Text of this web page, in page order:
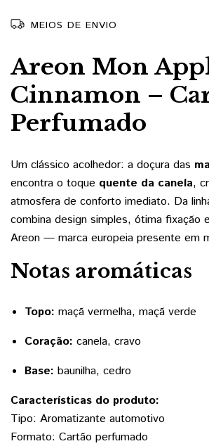
MEIOS DE ENVIO
Areon Mon
Cinnamon –
Perfumado
Um clássico acolhedor: a doçura das
encontra o toque quente da canela,
atmosfera de conforto imediato. Da
combina design simples, ótima fixação
Areon — marca europeia presente em
Notas aromáticas
Topo: maçã vermelha, maçã verde
Coração: canela, cravo
Base: baunilha, cedro
Características do produto:
Tipo: Aromatizante automotivo
Formato: Cartão perfumado